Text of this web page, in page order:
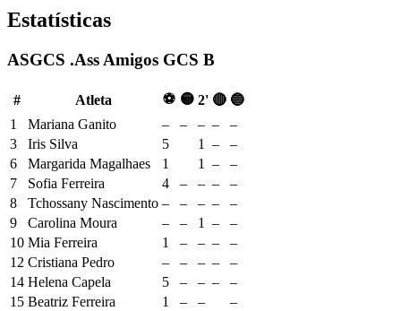
Estatísticas
ASGCS .Ass Amigos GCS B
# Atleta ⚽ 🟡 2' 🔴 🔵
1
Mariana Ganito – – – –
–
3
Iris Silva 5 1 –
–
6
Margarida Magalhaes 1 1 –
–
7
Sofia Ferreira 4 – – –
–
8
Tchossany Nascimento – – – –
–
9
Carolina Moura – – 1 –
–
10 Mia Ferreira 1 – – –
–
12 Cristiana Pedro – – – –
–
14 Helena Capela 5 – – –
–
15 Beatriz Ferreira 1 – –
–